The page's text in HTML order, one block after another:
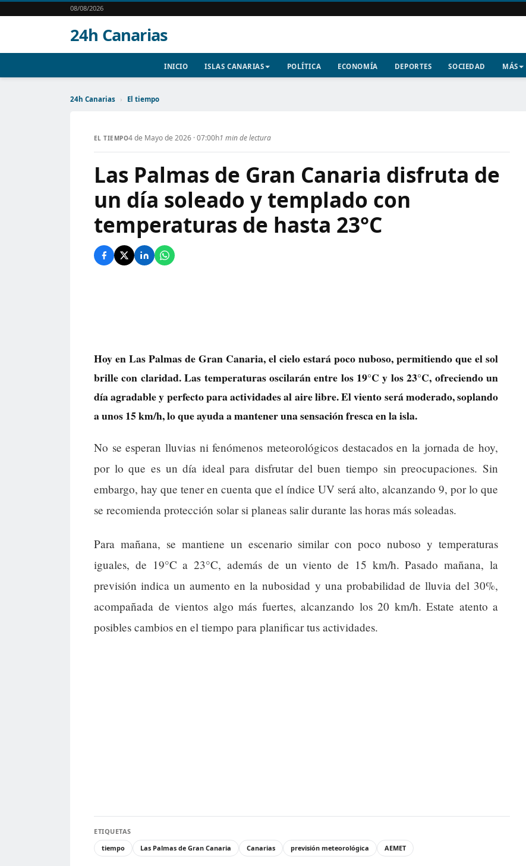
08/08/2026
24h Canarias
INICIO ISLAS CANARIAS POLÍTICA ECONOMÍA DEPORTES SOCIEDAD MÁS
24h Canarias › El tiempo
EL TIEMPO4 de Mayo de 2026 · 07:00h1 min de lectura
Las Palmas de Gran Canaria disfruta de
un día soleado y templado con
temperaturas de hasta 23°C
Hoy en Las Palmas de Gran Canaria, el cielo estará poco nuboso, permitiendo que el sol
brille con claridad. Las temperaturas oscilarán entre los 19°C y los 23°C, ofreciendo un
día agradable y perfecto para actividades al aire libre. El viento será moderado, soplando
a unos 15 km/h, lo que ayuda a mantener una sensación fresca en la isla.
No se esperan lluvias ni fenómenos meteorológicos destacados en la jornada de hoy,
por lo que es un día ideal para disfrutar del buen tiempo sin preocupaciones. Sin
embargo, hay que tener en cuenta que el índice UV será alto, alcanzando 9, por lo que
se recomienda protección solar si planeas salir durante las horas más soleadas.
Para mañana, se mantiene un escenario similar con poco nuboso y temperaturas
iguales, de 19°C a 23°C, además de un viento de 15 km/h. Pasado mañana, la
previsión indica un aumento en la nubosidad y una probabilidad de lluvia del 30%,
acompañada de vientos algo más fuertes, alcanzando los 20 km/h. Estate atento a
posibles cambios en el tiempo para planificar tus actividades.
ETIQUETAS
tiempo
Las Palmas de Gran Canaria Canarias previsión meteorológica AEMET